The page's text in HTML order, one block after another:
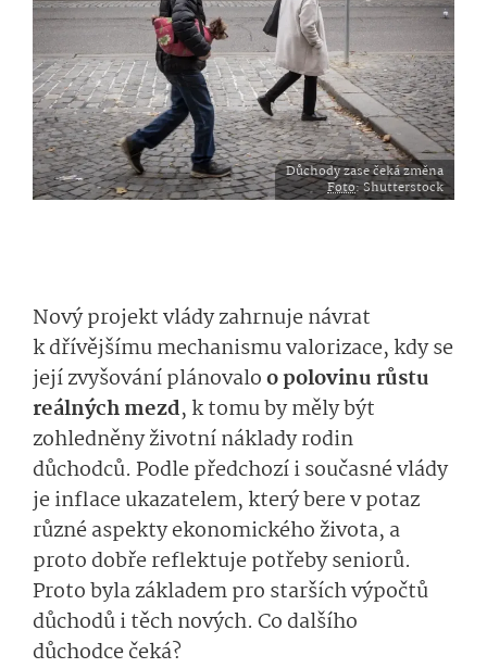
Důchody zase čeká změna
Foto: Shutterstock
Nový projekt vlády zahrnuje návrat
k dřívějšímu mechanismu valorizace, kdy se
její zvyšování plánovaloo polovinu růstu
reálných mezd, k tomu by měly být
zohledněny životní náklady rodin
důchodců. Podle předchozí i současné vlády
je inflace ukazatelem, který bere v potaz
různé aspekty ekonomického života, a
proto dobře reflektuje potřeby seniorů.
Proto byla základem pro starších výpočtů
důchodů i těch nových. Co dalšího
důchodce čeká?